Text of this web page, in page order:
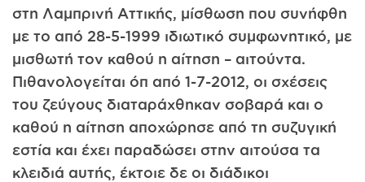
στη Λαμπρινή Αττικής, μίσθωση που συνήφθη
με το από 28-5-1999 ιδιωτικό συμφωνητικό, με
μισθωτή τον καθού η αίτηση – αιτούντα.
Πιθανολογείται όπ από 1-7-2012, οι σχέσεις
του ζεύγους διαταράχθηκαν σοβαρά και ο
καθού η αίτηση αποχώρησε από τη συζυγική
εστία και έχει παραδώσει στην αιτούσα τα
κλειδιά αυτής, έκτοιε δε οι διάδικοι